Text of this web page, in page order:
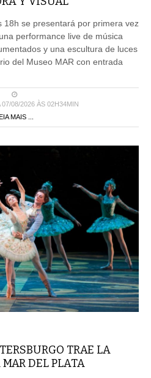
18h se presentará por primera vez
performance live de música
y una escultura de luces
del Museo MAR con entrada
08/2026 ÀS 02H34MIN
MAIS ...
TRAE LA
DEL PLATA